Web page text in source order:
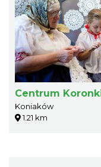
Centrum
Koniaków
1.21 km